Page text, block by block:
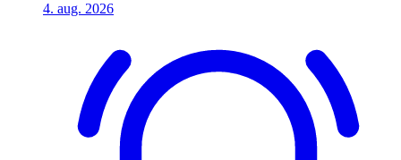
4. aug. 2026